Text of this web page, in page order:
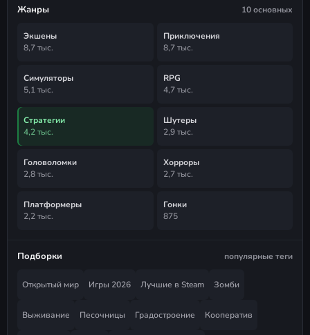
Жанры 10 основных
Экшены
8,7 тыс.
Приключения
8,7 тыс.
Симуляторы
5,1 тыс.
RPG
4,7 тыс.
Стратегии
4,2 тыс.
Шутеры
2,9 тыс.
Головоломки
2,8 тыс.
Хорроры
2,7 тыс.
Платформеры
2,2 тыс.
Гонки
875
Подборки популярные теги
Открытый мир Игры 2026 Лучшие в Steam Зомби
Выживание Песочницы Градостроение Кооператив